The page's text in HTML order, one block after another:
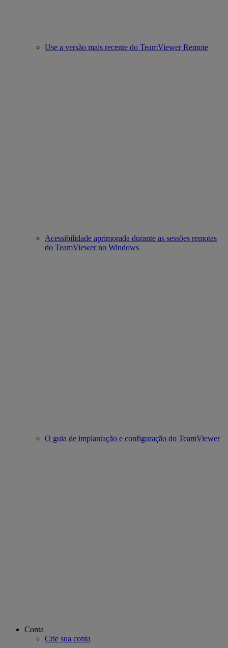
Use a versão mais recente do TeamViewer Remote
Acessibilidade aprimorada durante as sessões remotas
do TeamViewer no Windows
O guia de implantação e configuração do TeamViewer
Conta
Crie sua conta